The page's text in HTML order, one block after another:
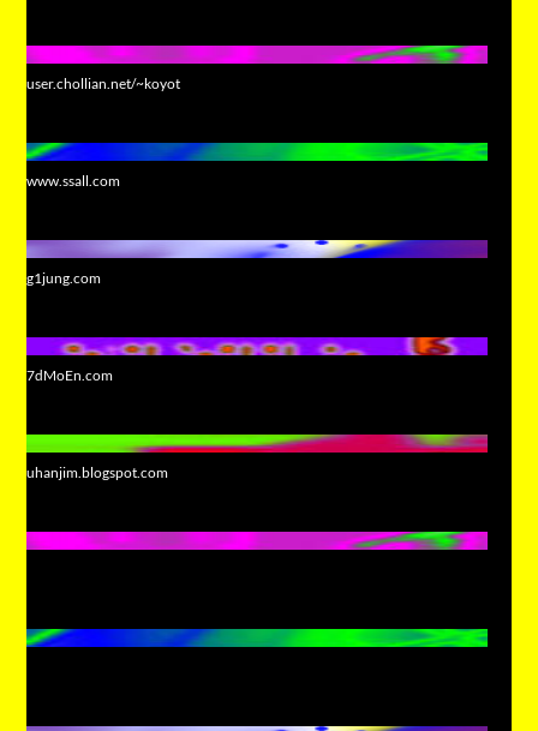
user.chollian.net/~koyot
www.ssall.com
g1jung.com
7dMoEn.com
uhanjim.blogspot.com